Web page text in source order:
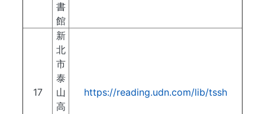
書
館
17
新
北
市
泰
山
高
https://reading.udn.com/lib/tssh